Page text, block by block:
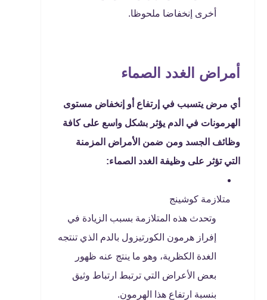
أخرى إنخفاضا ملحوظا.
أمراض الغدد الصماء
أي مرض يتسبب في إرتفاع أو إنخفاض مستوى
الهرمونات في الدم يؤثر بشكل واسع على كافة
وظائف الجسد ومن ضمن الأمراض المزمنة
التي تؤثر على وظيفة الغدد الصماء:
متلازمة كوشينج
وتحدث هذه المتلازمة بسبب الزيادة في
إفراز هرمون الكورتيزول بالدم الذي تنتجه
الغدة الكظرية، وهو ما ينتج عنه ظهور
بعض الأعراض التي ترتبط ارتباط وثيق
بنسبة ارتفاع هذا الهرمون.